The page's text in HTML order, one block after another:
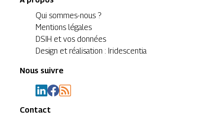
Qui sommes-nous ?
Mentions légales
DSIH et vos données
Design et réalisation : Iridescentia
Nous suivre
Contact